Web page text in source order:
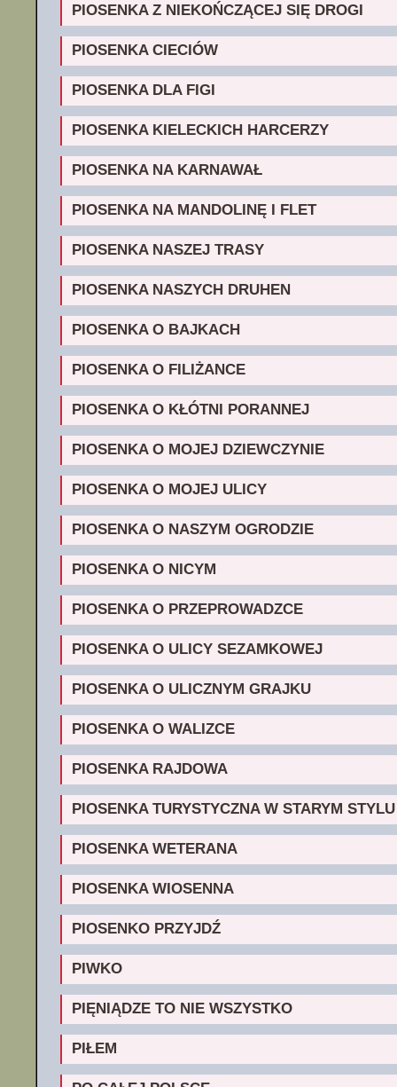
PIOSENKA Z NIEKOŃCZĄCEJ SIĘ DROGI
PIOSENKA CIECIÓW
PIOSENKA DLA FIGI
PIOSENKA KIELECKICH HARCERZY
PIOSENKA NA KARNAWAŁ
PIOSENKA NA MANDOLINĘ I FLET
PIOSENKA NASZEJ TRASY
PIOSENKA NASZYCH DRUHEN
PIOSENKA O BAJKACH
PIOSENKA O FILIŻANCE
PIOSENKA O KŁÓTNI PORANNEJ
PIOSENKA O MOJEJ DZIEWCZYNIE
PIOSENKA O MOJEJ ULICY
PIOSENKA O NASZYM OGRODZIE
PIOSENKA O NICYM
PIOSENKA O PRZEPROWADZCE
PIOSENKA O ULICY SEZAMKOWEJ
PIOSENKA O ULICZNYM GRAJKU
PIOSENKA O WALIZCE
PIOSENKA RAJDOWA
PIOSENKA TURYSTYCZNA W STARYM STYLU
PIOSENKA WETERANA
PIOSENKA WIOSENNA
PIOSENKO PRZYJDŹ
PIWKO
PIĘNIĄDZE TO NIE WSZYSTKO
PIŁEM